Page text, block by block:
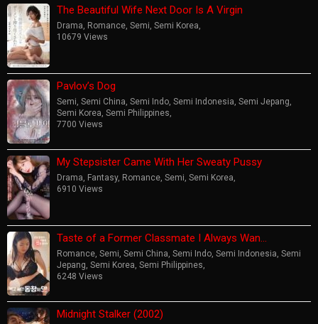
The Beautiful Wife Next Door Is A Virgin
Drama, Romance, Semi, Semi Korea,
10679 Views
Pavlov’s Dog
Semi, Semi China, Semi Indo, Semi Indonesia, Semi Jepang,
Semi Korea, Semi Philippines,
7700 Views
My Stepsister Came With Her Sweaty Pussy
Drama, Fantasy, Romance, Semi, Semi Korea,
6910 Views
Taste of a Former Classmate I Always Wan…
Romance, Semi, Semi China, Semi Indo, Semi Indonesia, Semi
Jepang, Semi Korea, Semi Philippines,
6248 Views
Midnight Stalker (2002)